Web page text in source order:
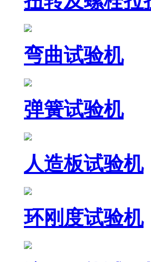
弯曲试验机
弹簧试验机
人造板试验机
环刚度试验机